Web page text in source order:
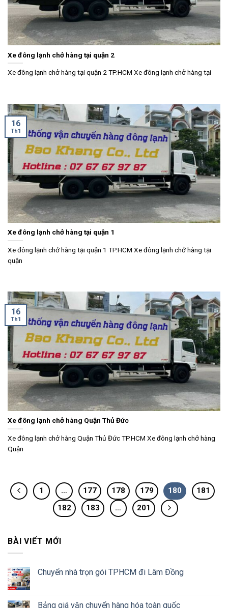
Xe đông lạnh chở hàng tại quận 2
Xe đông lạnh chở hàng tại quận 2 TP.HCM Xe đông lạnh chở hàng tại
Xe đông lạnh chở hàng tại quận 1
Xe đông lạnh chở hàng tại quận 1 TP.HCM Xe đông lạnh chở hàng tại
quận
16
Th1
Xe đông lạnh chở hàng Quận Thủ Đức
Xe đông lạnh chở hàng Quận Thủ Đức TP.HCM Xe đông lạnh chở hàng
Quận
16
Th1
1 … 177 178 179 180
181
182
183 … 201
BÀI VIẾT MỚI
Chuyển nhà trọn gói TPHCM đi Lâm Đồng
Bảng giá vận chuyển hàng hóa toàn quốc